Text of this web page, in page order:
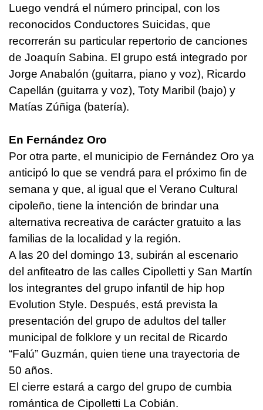
Luego vendrá el número principal, con los
reconocidos Conductores Suicidas, que
recorrerán su particular repertorio de canciones
de Joaquín Sabina. El grupo está integrado por
Jorge Anabalón (guitarra, piano y voz), Ricardo
Capellán (guitarra y voz), Toty Maribil (bajo) y
Matías Zúñiga (batería).
En Fernández Oro
Por otra parte, el municipio de Fernández Oro ya
anticipó lo que se vendrá para el próximo fin de
semana y que, al igual que el Verano Cultural
cipoleño, tiene la intención de brindar una
alternativa recreativa de carácter gratuito a las
familias de la localidad y la región.
A las 20 del domingo 13, subirán al escenario
del anfiteatro de las calles Cipolletti y San Martín
los integrantes del grupo infantil de hip hop
Evolution Style. Después, está prevista la
presentación del grupo de adultos del taller
municipal de folklore y un recital de Ricardo
“Falú” Guzmán, quien tiene una trayectoria de
50 años.
El cierre estará a cargo del grupo de cumbia
romántica de Cipolletti La Cobián.